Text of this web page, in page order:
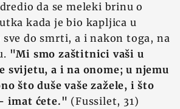
da se meleki brinu o
kada je bio kapljica u
do smrti, a i nakon toga, na
"Mi smo zaštitnici vaši u
svijetu, a i na onome; u njemu
što duše vaše zažele, i što
imat ćete." (Fussilet, 31)